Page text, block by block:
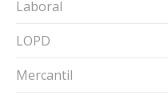
Laboral
LOPD
Mercantil